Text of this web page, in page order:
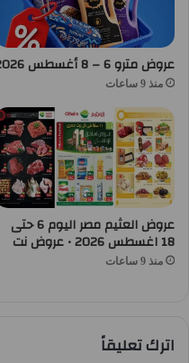
عروض مترو 6 – 8 أغسطس 2026
منذ 9 ساعات
عروض العثيم مصر اليوم 6 حتى
18 اغسطس 2026 • عروض نت
منذ 9 ساعات
اترك تعليقاً